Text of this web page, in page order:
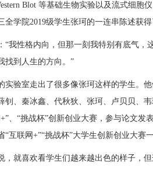
Blot 等基础生物实验以及流式细胞
全学院2019级学生张珂的一连串陈述获
“我性格内向，但那一刻我特别有底气，
找到人生的方向。”
实验室走出了很多像张珂这样的学生。
钊、秦冰鑫、代秋狄、张珂、卢贝贝、
+”、“挑战杯”创新创业大赛，参与论文发
“互联网+”“挑战杯”大学生创新创业大
，就喜欢看学生们越来越出色的样子，